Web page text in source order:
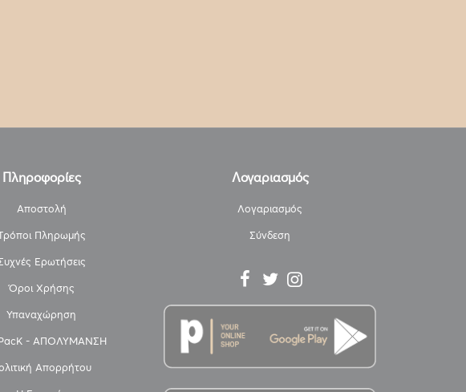
Πληροφορίες
Αποστολή
Πληρωμής
Ερωτήσεις
Όροι Χρήσης
Υπαναχώρηση
- ΑΠΟΛΥΜΑΝΣΗ
Απορρήτου
Λογαριασμός
Λογαριασμός
Σύνδεση